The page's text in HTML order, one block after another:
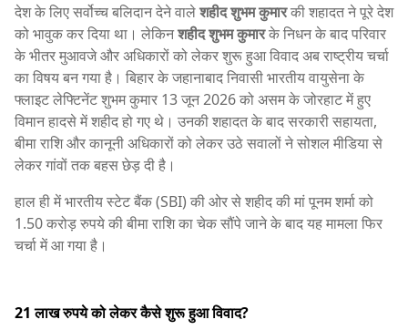
देश के लिए सर्वोच्च बलिदान देने वालेशहीद शुभम कुमारकी शहादत ने पूरे देश
को भावुक कर दिया था। लेकिनशहीद शुभम कुमारके निधन के बाद परिवार
के भीतर मुआवजे और अधिकारों को लेकर शुरू हुआ विवाद अब राष्ट्रीय चर्चा
का विषय बन गया है। बिहार के जहानाबाद निवासी भारतीय वायुसेना के
फ्लाइट लेफ्टिनेंट शुभम कुमार 13 जून 2026 को असम के जोरहाट में हुए
विमान हादसे में शहीद हो गए थे। उनकी शहादत के बाद सरकारी सहायता,
बीमा राशि और कानूनी अधिकारों को लेकर उठे सवालों ने सोशल मीडिया से
लेकर गांवों तक बहस छेड़ दी है।
हाल ही में भारतीय स्टेट बैंक (SBI) की ओर से शहीद की मां पूनम शर्मा को
1.50 करोड़ रुपये की बीमा राशि का चेक सौंपे जाने के बाद यह मामला फिर
चर्चा में आ गया है।
21 लाख रुपये को लेकर कैसे शुरू हुआ विवाद?